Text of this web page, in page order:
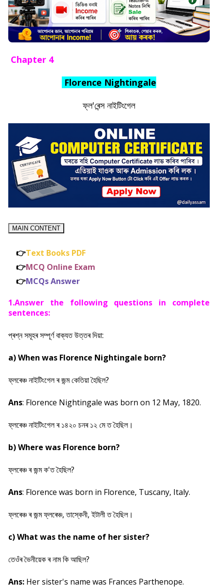
Chapter 4
Florence Nightingale
ফ্ল'ৰেন্স নাইটিংগেল
MAIN CONTENT
👉Text Books PDF
👉MCQ Online Exam
👉MCQs Answer
1.Answer the following questions in complete
sentences:
প্ৰশ্ন সমূহৰ সম্পূৰ্ণ বাক্যত উত্তৰ দিয়া:
a) When was Florence Nightingale born?
ফ্লৰেঞ্চ নাইটিংগেল ৰ জন্ম কেতিয়া হৈছিল?
Ans: Florence Nightingale was born on 12 May, 1820.
ফ্লৰেঞ্চ নাইটিংগেল ৰ ১৪২০ চনৰ ১২ মে ত হৈছিল।
b) Where was Florence born?
ফ্লৰেঞ্চ ৰ জন্ম ক'ত হৈছিল?
Ans: Florence was born in Florence, Tuscany, Italy.
ফ্লৰেঞ্চ ৰ জন্ম ফ্লৰেঞ্চ, তাস্কেনী, ইটালী ত হৈছিল।
c) What was the name of her sister?
তেওঁৰ ভৈনীয়েক ৰ নাম কি আছিল?
Ans: Her sister's name was Frances Parthenope.